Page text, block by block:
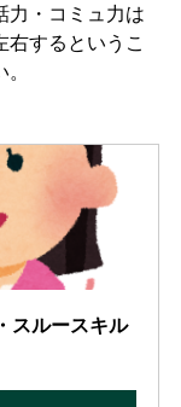
力・コミュ力は
右するというこ
スルースキル